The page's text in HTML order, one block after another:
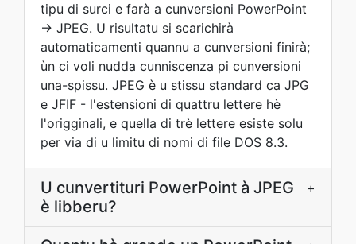
tipu di surci e farà a cunversioni PowerPoint
→ JPEG. U risultatu si scarichirà
automaticamenti quannu a cunversioni finirà;
ùn ci voli nudda cunniscenza pi cunversioni
una-spissu. JPEG è u stissu standard ca JPG
e JFIF - l'estensioni di quattru lettere hè
l'origginali, e quella di trè lettere esiste solu
per via di u limitu di nomi di file DOS 8.3.
U cunvertituri PowerPoint à JPEG
è libberu?
+